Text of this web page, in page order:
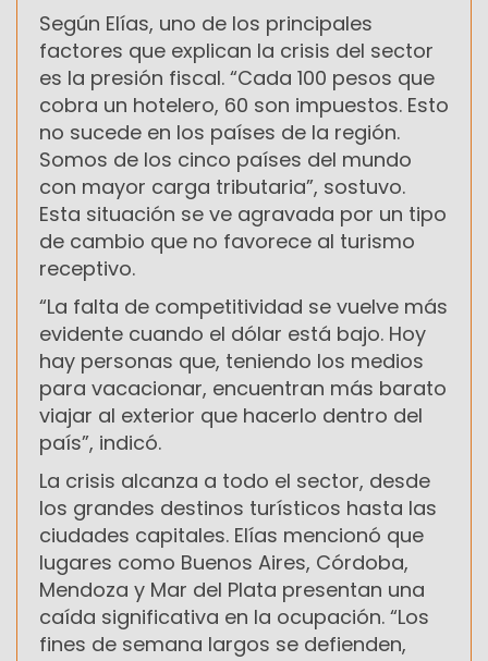
Según Elías, uno de los principales
factores que explican la crisis del sector
es la presión fiscal. “Cada 100 pesos que
cobra un hotelero, 60 son impuestos. Esto
no sucede en los países de la región.
Somos de los cinco países del mundo
con mayor carga tributaria”, sostuvo.
Esta situación se ve agravada por un tipo
de cambio que no favorece al turismo
receptivo.
“La falta de competitividad se vuelve más
evidente cuando el dólar está bajo. Hoy
hay personas que, teniendo los medios
para vacacionar, encuentran más barato
viajar al exterior que hacerlo dentro del
país”, indicó.
La crisis alcanza a todo el sector, desde
los grandes destinos turísticos hasta las
ciudades capitales. Elías mencionó que
lugares como Buenos Aires, Córdoba,
Mendoza y Mar del Plata presentan una
caída significativa en la ocupación. “Los
fines de semana largos se defienden,